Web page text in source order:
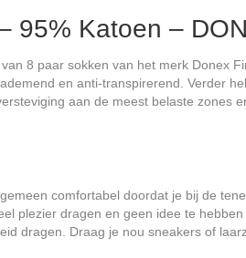
95% Katoen –
8 paar sokken van het merk Donex
en anti-transpirerend. Verder
aan de meest belaste zones
comfortabel doordat je bij de
plezier dragen en geen idee te
dragen. Draag je nou sneakers of